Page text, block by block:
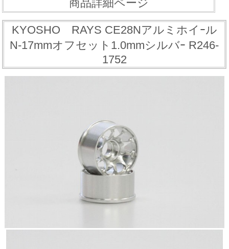
商品詳細ページ
KYOSHO RAYS CE28Nアルミホイｰル
N-17mmオフセット1.0mmシルバｰ R246-
1752